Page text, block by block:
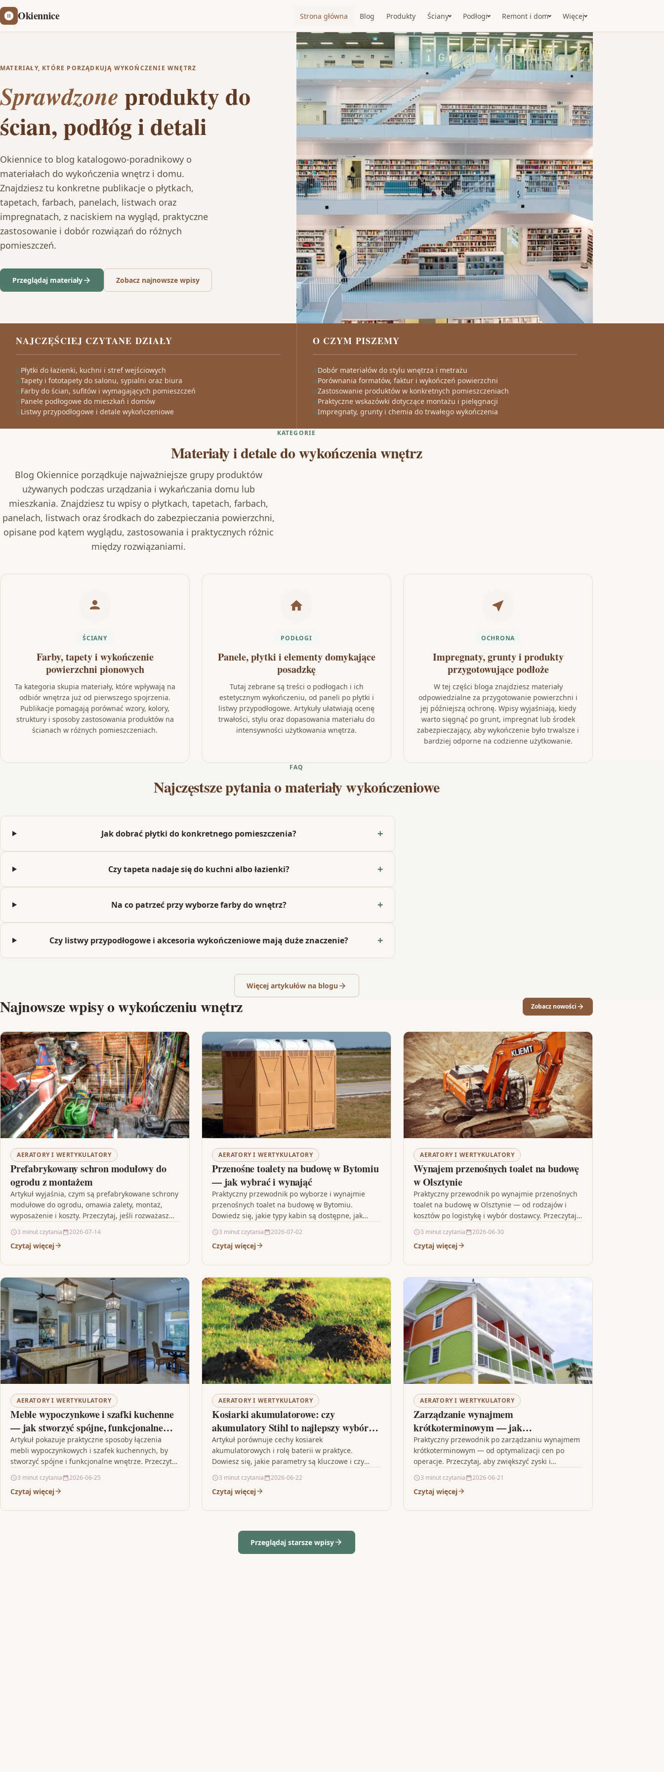
Okiennice Strona główna Blog Produkty Ściany Podłogi Remont i dom Więcej
MATERIAŁY, KTÓRE PORZĄDKUJĄ WYKOŃCZENIE WNĘTRZ
Sprawdzone produkty do
ścian, podłóg i detali
Okiennice to blog katalogowo-poradnikowy o
materiałach do wykończenia wnętrz i domu.
Znajdziesz tu konkretne publikacje o płytkach,
tapetach, farbach, panelach, listwach oraz
impregnatach, z naciskiem na wygląd, praktyczne
zastosowanie i dobór rozwiązań do różnych
pomieszczeń.
Przeglądaj materiały Zobacz najnowsze wpisy
NAJCZĘŚCIEJ CZYTANE DZIAŁY
Płytki do łazienki, kuchni i stref wejściowych
Tapety i fototapety do salonu, sypialni oraz biura
Farby do ścian, sufitów i wymagających pomieszczeń
Panele podłogowe do mieszkań i domów
Listwy przypodłogowe i detale wykończeniowe
O CZYM PISZEMY
Dobór materiałów do stylu wnętrza i metrażu
Porównania formatów, faktur i wykończeń powierzchni
Zastosowanie produktów w konkretnych pomieszczeniach
Praktyczne wskazówki dotyczące montażu i pielęgnacji
Impregnaty, grunty i chemia do trwałego wykończenia
KATEGORIE
Materiały i detale do wykończenia wnętrz
Blog Okiennice porządkuje najważniejsze grupy produktów
używanych podczas urządzania i wykańczania domu lub
mieszkania. Znajdziesz tu wpisy o płytkach, tapetach, farbach,
panelach, listwach oraz środkach do zabezpieczania powierzchni,
opisane pod kątem wyglądu, zastosowania i praktycznych różnic
między rozwiązaniami.
ŚCIANY
Farby, tapety i wykończenie
powierzchni pionowych
Ta kategoria skupia materiały, które wpływają na
odbiór wnętrza już od pierwszego spojrzenia.
Publikacje pomagają porównać wzory, kolory,
struktury i sposoby zastosowania produktów na
ścianach w różnych pomieszczeniach.
PODŁOGI
Panele, płytki i elementy domykające
posadzkę
Tutaj zebrane są treści o podłogach i ich
estetycznym wykończeniu, od paneli po płytki i
listwy przypodłogowe. Artykuły ułatwiają ocenę
trwałości, stylu oraz dopasowania materiału do
intensywności użytkowania wnętrza.
OCHRONA
Impregnaty, grunty i produkty
przygotowujące podłoże
W tej części bloga znajdziesz materiały
odpowiedzialne za przygotowanie powierzchni i
jej późniejszą ochronę. Wpisy wyjaśniają, kiedy
warto sięgnąć po grunt, impregnat lub środek
zabezpieczający, aby wykończenie było trwalsze i
bardziej odporne na codzienne użytkowanie.
FAQ
Najczęstsze pytania o materiały wykończeniowe
Jak dobrać płytki do konkretnego pomieszczenia?
Czy tapeta nadaje się do kuchni albo łazienki?
Na co patrzeć przy wyborze farby do wnętrz?
Czy listwy przypodłogowe i akcesoria wykończeniowe mają duże znaczenie?
Więcej artykułów na blogu
Najnowsze wpisy o wykończeniu wnętrz Zobacz nowości
AERATORY I WERTYKULATORY
Prefabrykowany schron modułowy do
ogrodu z montażem
Artykuł wyjaśnia, czym są prefabrykowane schrony
modułowe do ogrodu, omawia zalety, montaż,
wyposażenie i koszty. Przeczytaj, jeśli rozważasz
3 minut czytania 2026-07-14
Czytaj więcej
AERATORY I WERTYKULATORY
Przenośne toalety na budowę w Bytomiu
— jak wybrać i wynająć
Praktyczny przewodnik po wyborze i wynajmie
przenośnych toalet na budowę w Bytomiu.
Dowiedz się, jakie typy kabin są dostępne, jak
3 minut czytania 2026-07-02
Czytaj więcej
AERATORY I WERTYKULATORY
Wynajem przenośnych toalet na budowę
w Olsztynie
Praktyczny przewodnik po wynajmie przenośnych
toalet na budowę w Olsztynie — od rodzajów i
kosztów po logistykę i wybór dostawcy. Przeczytaj,
3 minut czytania 2026-06-30
Czytaj więcej
AERATORY I WERTYKULATORY
Meble wypoczynkowe i szafki kuchenne
— jak stworzyć spójne, funkcjonalne
wnętrze
Artykuł pokazuje praktyczne sposoby łączenia
mebli wypoczynkowych i szafek kuchennych, by
stworzyć spójne i funkcjonalne wnętrze. Przeczytaj
mieszkanie…
3 minut czytania 2026-06-25
Czytaj więcej
AERATORY I WERTYKULATORY
Kosiarki akumulatorowe: czy
akumulatory Stihl to najlepszy wybór
dla Twojego ogrodu?
Artykuł porównuje cechy kosiarek
akumulatorowych i rolę baterii w praktyce.
Dowiesz się, jakie parametry są kluczowe i czy
3 minut czytania 2026-06-22
Czytaj więcej
AERATORY I WERTYKULATORY
Zarządzanie wynajmem
krótkoterminowym — jak
maksymalizować zyski
Praktyczny przewodnik po zarządzaniu wynajmem
krótkoterminowym — od optymalizacji cen po
operacje. Przeczytaj, aby zwiększyć zyski i
3 minut czytania 2026-06-21
Czytaj więcej
Przeglądaj starsze wpisy